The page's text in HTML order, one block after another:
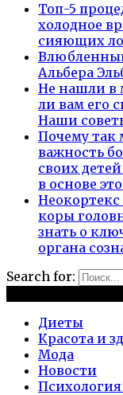
Топ-5
холодное
сияющих
Альбера
Не нашли в
ли вам его
Наши
Почему так
важность
своих
в основе
коры
знать о
органа
Search for:
Диеты
Красота и
Мода
Новости